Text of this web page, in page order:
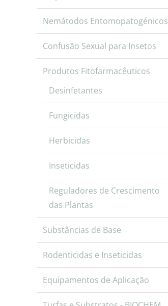
Nemátodos Entomopatogénicos
Confusão Sexual para Insetos
Produtos Fitofarmacêuticos
Desinfetantes
Fungicidas
Herbicidas
Inseticidas
Reguladores de Crescimento
das Plantas
Substâncias de Base
Rodenticidas e Inseticidas
Equipamentos de Aplicação